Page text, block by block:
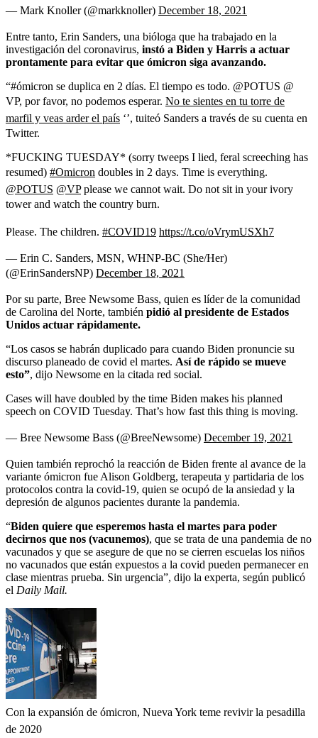
— Mark Knoller (@markknoller) December 18, 2021
Entre tanto, Erin Sanders, una bióloga que ha trabajado en la
investigación del coronavirus, instó a Biden y Harris a actuar
prontamente para evitar que ómicron siga avanzando.
“#ómicron se duplica en 2 días. El tiempo es todo. @POTUS @
VP, por favor, no podemos esperar. No te sientes en tu torre de
marfil y veas arder el país ‘’, tuiteó Sanders a través de su cuenta en
Twitter.
*FUCKING TUESDAY* (sorry tweeps I lied, feral screeching has
resumed) #Omicron doubles in 2 days. Time is everything.
@POTUS @VPplease we cannot wait. Do not sit in your ivory
tower and watch the country burn.
Please. The children. #COVID19 https://t.co/oVrymUSXh7
— Erin C. Sanders, MSN, WHNP-BC (She/Her)
(@ErinSandersNP) December 18, 2021
Por su parte, Bree Newsome Bass, quien es líder de la comunidad
de Carolina del Norte, también pidió al presidente de Estados
Unidos actuar rápidamente.
“Los casos se habrán duplicado para cuando Biden pronuncie su
discurso planeado de covid el martes. Así de rápido se mueve
esto”, dijo Newsome en la citada red social.
Cases will have doubled by the time Biden makes his planned
speech on COVID Tuesday. That’s how fast this thing is moving.
— Bree Newsome Bass (@BreeNewsome) December 19, 2021
Quien también reprochó la reacción de Biden frente al avance de la
variante ómicron fue Alison Goldberg, terapeuta y partidaria de los
protocolos contra la covid-19, quien se ocupó de la ansiedad y la
depresión de algunos pacientes durante la pandemia.
“Biden quiere que esperemos hasta el martes para poder
decirnos que nos (vacunemos), que se trata de una pandemia de no
vacunados y que se asegure de que no se cierren escuelas los niños
no vacunados que están expuestos a la covid pueden permanecer en
clase mientras prueba. Sin urgencia”, dijo la experta, según publicó
el Daily Mail.
Con la expansión de ómicron, Nueva York teme revivir la pesadilla
de 2020